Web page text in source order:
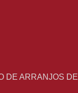
DE ARRANJOS